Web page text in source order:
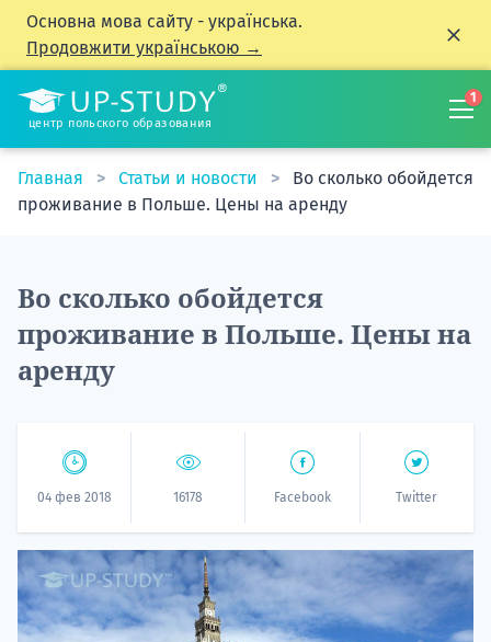
Основна мова сайту - українська.
Продовжити українською →
центр польского образования
1
Главная Статьи и новости
Во сколько обойдется
проживание в Польше. Цены на аренду
Во сколько обойдется
проживание в Польше. Цены на
аренду
04 фев 2018 16178 Facebook Twitter